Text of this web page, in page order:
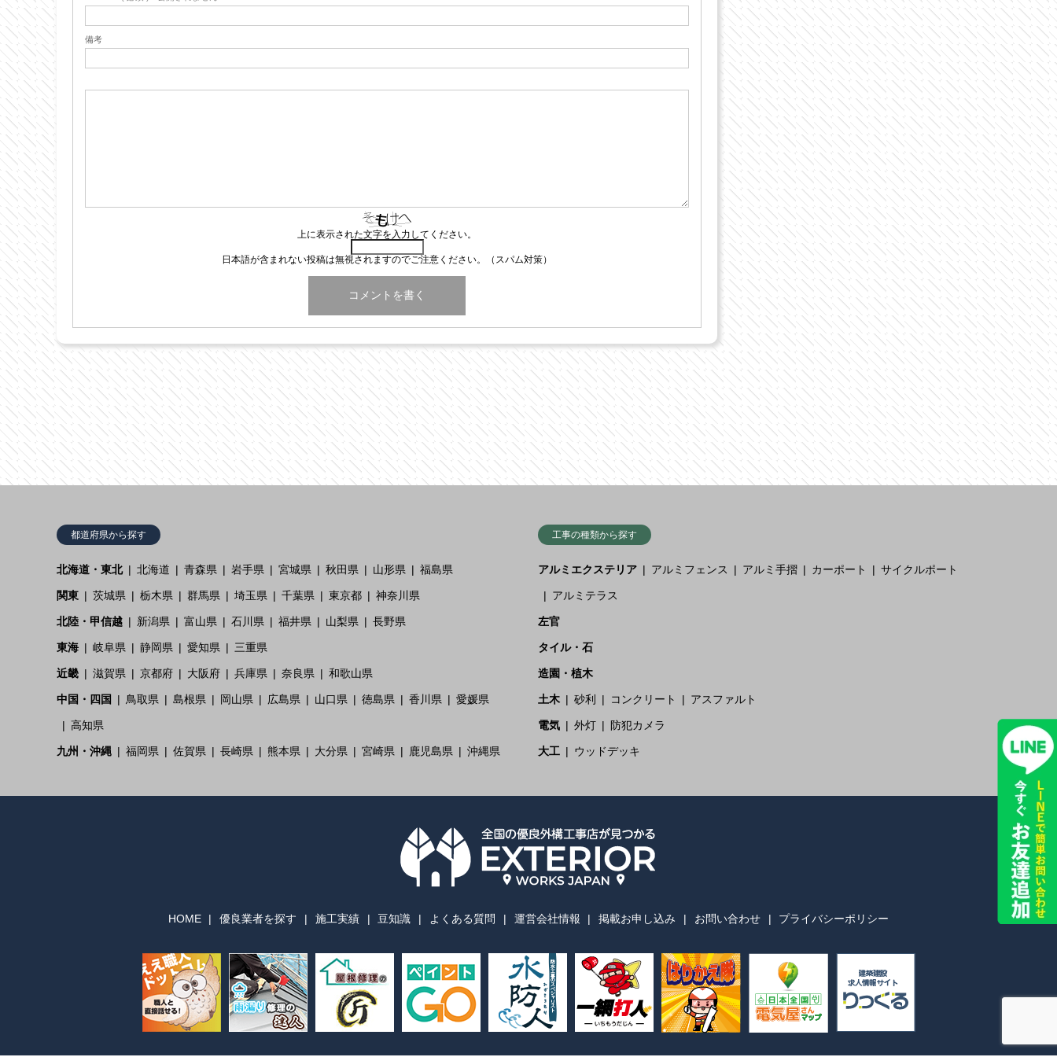
備考
上に表示された文字を入力してください。
日本語が含まれない投稿は無視されますのでご注意ください。（スパム対策）
都道府県から探す
北海道・東北 北海道 青森県 岩手県 宮城県 秋田県 山形県 福島県
関東 茨城県 栃木県 群馬県 埼玉県 千葉県 東京都 神奈川県
北陸・甲信越 新潟県 富山県 石川県 福井県 山梨県 長野県
東海 岐阜県 静岡県 愛知県 三重県
近畿 滋賀県 京都府 大阪府 兵庫県 奈良県 和歌山県
中国・四国 鳥取県 島根県 岡山県 広島県 山口県 徳島県 香川県 愛媛県
高知県
九州・沖縄 福岡県 佐賀県 長崎県 熊本県 大分県 宮崎県 鹿児島県 沖縄県
工事の種類から探す
アルミエクステリア アルミフェンス アルミ手摺 カーポート サイクルポート
アルミテラス
左官
タイル・石
造園・植木
土木 砂利 コンクリート アスファルト
電気 外灯 防犯カメラ
大工 ウッドデッキ
HOME 優良業者を探す 施工実績 豆知識 よくある質問 運営会社情報 掲載お申し込み お問い合わせ プライバシーポリシー